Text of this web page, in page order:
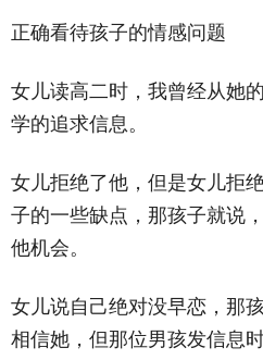
正确看待孩子的情感问题
女儿读高二时，我曾经从她
学的追求信息。
女儿拒绝了他，但是女儿拒
子的一些缺点，那孩子就说
他机会。
女儿说自己绝对没早恋，那
相信她，但那位男孩发信息